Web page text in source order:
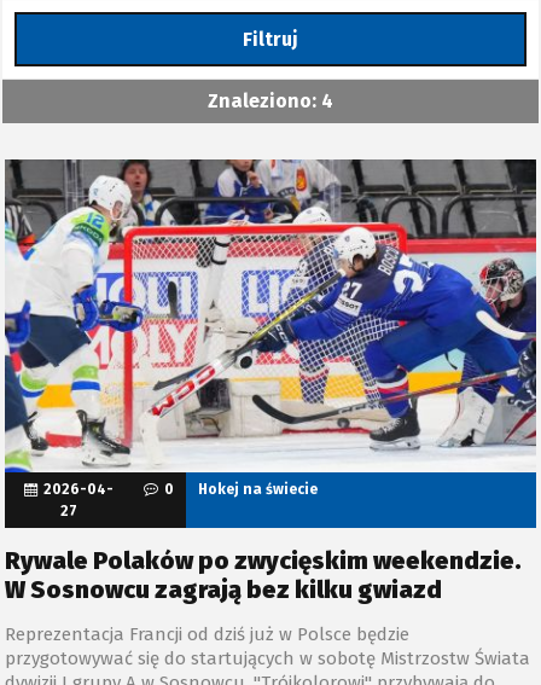
Filtruj
Znaleziono: 4
Rywale Polaków po zwycięskim weekendzie.
W Sosnowcu zagrają bez kilku gwiazd
Reprezentacja Francji od dziś już w Polsce będzie
przygotowywać się do startujących w sobotę Mistrzostw Świata
2026-04-
27
0 Hokej na świecie